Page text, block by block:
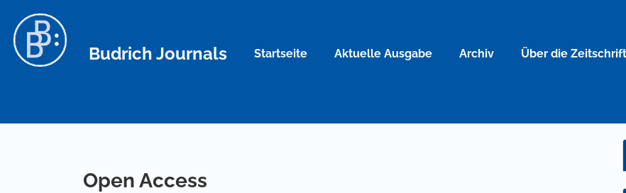
Hauptinhalt
Sidebar
Budrich Journals Startseite Aktuelle Ausgabe Archiv Über die Zeitschrift
Open Access